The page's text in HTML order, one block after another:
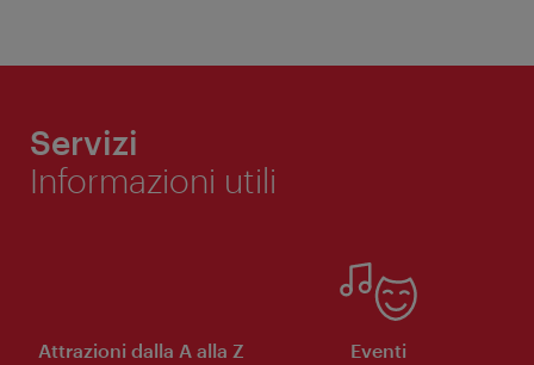
Servizi
Informazioni utili
Attrazioni dalla A alla Z Eventi